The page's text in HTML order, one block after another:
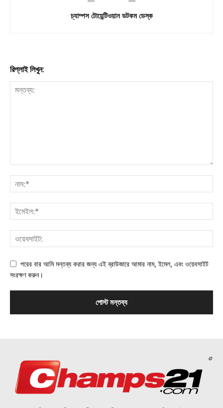
চ্যাম্পস টোয়েন্টিওয়ান ডটকম ডেস্ক
রিপ্লাই লিখুন:
পরের বার আমি মন্তব্য করার জন্য এই ব্রাউজারে আমার নাম, ইমেল, এবং ওয়েবসাইট
সংরক্ষণ করুন।
©